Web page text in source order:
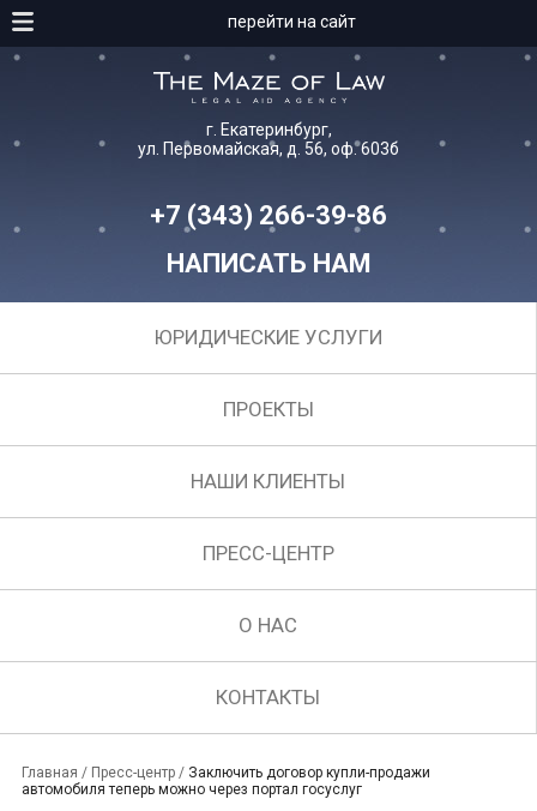
перейти на сайт
г. Екатеринбург,
ул. Первомайская, д. 56, оф. 603б
+7 (343) 266-39-86
НАПИСАТЬ НАМ
ЮРИДИЧЕСКИЕ УСЛУГИ
ПРОЕКТЫ
НАШИ КЛИЕНТЫ
ПРЕСС-ЦЕНТР
О НАС
КОНТАКТЫ
Главная / Пресс-центр/ Заключить договор купли-продажи
автомобиля теперь можно через портал госуслуг